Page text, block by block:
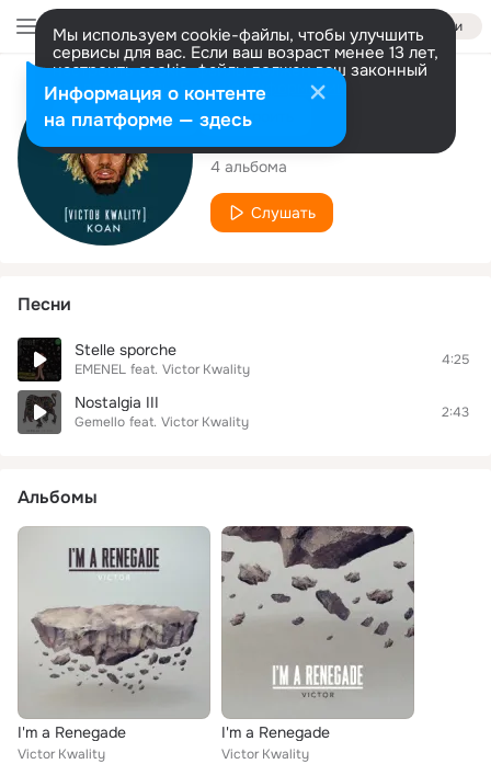
Войти
Мы используем cookie-файлы, чтобы улучшить
сервисы для вас. Если ваш возраст менее 13 лет,
настроить cookie-файлы должен ваш законный
представитель. Больше информации
Разрешить все Настроить
Исполнитель
Victor Kwality
4 альбома
Слушать
Песни
Stelle sporche
EMENEL feat. Victor Kwality
4:25
Nostalgia III
Gemello feat. Victor Kwality
2:43
Альбомы
I'm a Renegade
Victor Kwality
I'm a Renegade
Victor Kwality
Информация о контенте
на платформе — здесь